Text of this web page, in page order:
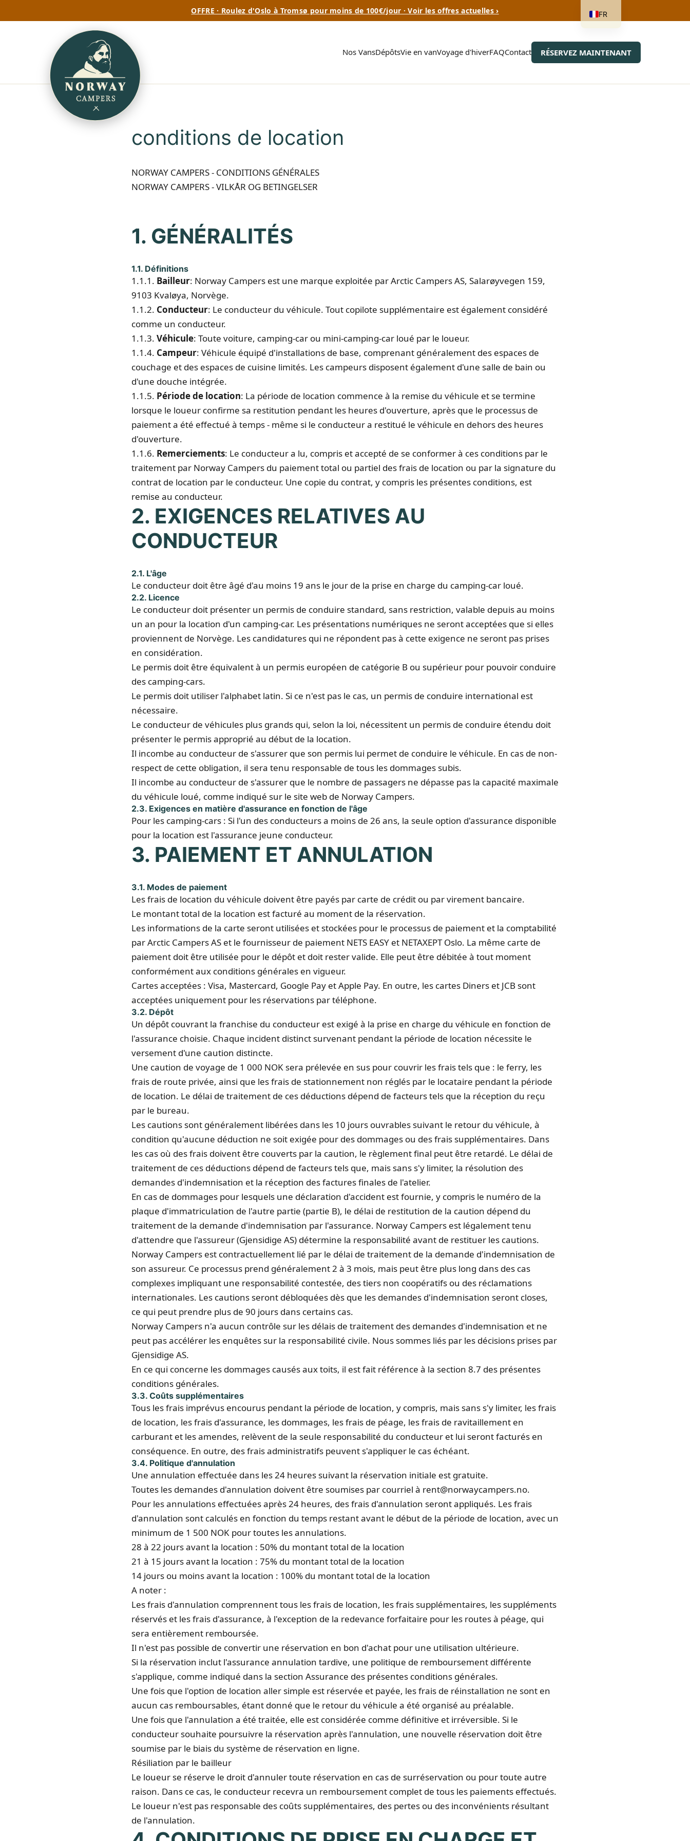
OFFRE · Roulez d'Oslo à Tromsø pour moins de 100€/jour · Voir les offres actuelles ›
Nos VansDépôtsVie en vanVoyage d'hiverFAQContact RÉSERVEZ MAINTENANT
conditions de location
NORWAY CAMPERS - CONDITIONS GÉNÉRALES
NORWAY CAMPERS - VILKÅR OG BETINGELSER
1. GÉNÉRALITÉS
1.1. Définitions
1.1.1. Bailleur: Norway Campers est une marque exploitée par Arctic Campers AS, Salarøyvegen 159,
9103 Kvaløya, Norvège.
1.1.2. Conducteur: Le conducteur du véhicule. Tout copilote supplémentaire est également considéré
comme un conducteur.
1.1.3. Véhicule: Toute voiture, camping-car ou mini-camping-car loué par le loueur.
1.1.4. Campeur: Véhicule équipé d'installations de base, comprenant généralement des espaces de
couchage et des espaces de cuisine limités. Les campeurs disposent également d'une salle de bain ou
d'une douche intégrée.
1.1.5. Période de location: La période de location commence à la remise du véhicule et se termine
lorsque le loueur confirme sa restitution pendant les heures d'ouverture, après que le processus de
paiement a été effectué à temps - même si le conducteur a restitué le véhicule en dehors des heures
d'ouverture.
1.1.6. Remerciements: Le conducteur a lu, compris et accepté de se conformer à ces conditions par le
traitement par Norway Campers du paiement total ou partiel des frais de location ou par la signature du
contrat de location par le conducteur. Une copie du contrat, y compris les présentes conditions, est
remise au conducteur.
2. EXIGENCES RELATIVES AU
CONDUCTEUR
2.1. L'âge
Le conducteur doit être âgé d'au moins 19 ans le jour de la prise en charge du camping-car loué.
2.2. Licence
Le conducteur doit présenter un permis de conduire standard, sans restriction, valable depuis au moins
un an pour la location d'un camping-car. Les présentations numériques ne seront acceptées que si elles
proviennent de Norvège. Les candidatures qui ne répondent pas à cette exigence ne seront pas prises
en considération.
Le permis doit être équivalent à un permis européen de catégorie B ou supérieur pour pouvoir conduire
des camping-cars.
Le permis doit utiliser l'alphabet latin. Si ce n'est pas le cas, un permis de conduire international est
nécessaire.
Le conducteur de véhicules plus grands qui, selon la loi, nécessitent un permis de conduire étendu doit
présenter le permis approprié au début de la location.
Il incombe au conducteur de s'assurer que son permis lui permet de conduire le véhicule. En cas de non-
respect de cette obligation, il sera tenu responsable de tous les dommages subis.
Il incombe au conducteur de s'assurer que le nombre de passagers ne dépasse pas la capacité maximale
du véhicule loué, comme indiqué sur le site web de Norway Campers.
2.3. Exigences en matière d'assurance en fonction de l'âge
Pour les camping-cars : Si l'un des conducteurs a moins de 26 ans, la seule option d'assurance disponible
pour la location est l'assurance jeune conducteur.
3. PAIEMENT ET ANNULATION
3.1. Modes de paiement
Les frais de location du véhicule doivent être payés par carte de crédit ou par virement bancaire.
Le montant total de la location est facturé au moment de la réservation.
Les informations de la carte seront utilisées et stockées pour le processus de paiement et la comptabilité
par Arctic Campers AS et le fournisseur de paiement NETS EASY et NETAXEPT Oslo. La même carte de
paiement doit être utilisée pour le dépôt et doit rester valide. Elle peut être débitée à tout moment
conformément aux conditions générales en vigueur.
Cartes acceptées : Visa, Mastercard, Google Pay et Apple Pay. En outre, les cartes Diners et JCB sont
acceptées uniquement pour les réservations par téléphone.
3.2. Dépôt
Un dépôt couvrant la franchise du conducteur est exigé à la prise en charge du véhicule en fonction de
l'assurance choisie. Chaque incident distinct survenant pendant la période de location nécessite le
versement d'une caution distincte.
Une caution de voyage de 1 000 NOK sera prélevée en sus pour couvrir les frais tels que : le ferry, les
frais de route privée, ainsi que les frais de stationnement non réglés par le locataire pendant la période
de location. Le délai de traitement de ces déductions dépend de facteurs tels que la réception du reçu
par le bureau.
Les cautions sont généralement libérées dans les 10 jours ouvrables suivant le retour du véhicule, à
condition qu'aucune déduction ne soit exigée pour des dommages ou des frais supplémentaires. Dans
les cas où des frais doivent être couverts par la caution, le règlement final peut être retardé. Le délai de
traitement de ces déductions dépend de facteurs tels que, mais sans s'y limiter, la résolution des
demandes d'indemnisation et la réception des factures finales de l'atelier.
En cas de dommages pour lesquels une déclaration d'accident est fournie, y compris le numéro de la
plaque d'immatriculation de l'autre partie (partie B), le délai de restitution de la caution dépend du
traitement de la demande d'indemnisation par l'assurance. Norway Campers est légalement tenu
d'attendre que l'assureur (Gjensidige AS) détermine la responsabilité avant de restituer les cautions.
Norway Campers est contractuellement lié par le délai de traitement de la demande d'indemnisation de
son assureur. Ce processus prend généralement 2 à 3 mois, mais peut être plus long dans des cas
complexes impliquant une responsabilité contestée, des tiers non coopératifs ou des réclamations
internationales. Les cautions seront débloquées dès que les demandes d'indemnisation seront closes,
ce qui peut prendre plus de 90 jours dans certains cas.
Norway Campers n'a aucun contrôle sur les délais de traitement des demandes d'indemnisation et ne
peut pas accélérer les enquêtes sur la responsabilité civile. Nous sommes liés par les décisions prises par
Gjensidige AS.
En ce qui concerne les dommages causés aux toits, il est fait référence à la section 8.7 des présentes
conditions générales.
3.3. Coûts supplémentaires
Tous les frais imprévus encourus pendant la période de location, y compris, mais sans s'y limiter, les frais
de location, les frais d'assurance, les dommages, les frais de péage, les frais de ravitaillement en
carburant et les amendes, relèvent de la seule responsabilité du conducteur et lui seront facturés en
conséquence. En outre, des frais administratifs peuvent s'appliquer le cas échéant.
3.4. Politique d'annulation
Une annulation effectuée dans les 24 heures suivant la réservation initiale est gratuite.
Toutes les demandes d'annulation doivent être soumises par courriel à rent@norwaycampers.no.
Pour les annulations effectuées après 24 heures, des frais d'annulation seront appliqués. Les frais
d'annulation sont calculés en fonction du temps restant avant le début de la période de location, avec un
minimum de 1 500 NOK pour toutes les annulations.
28 à 22 jours avant la location : 50% du montant total de la location
21 à 15 jours avant la location : 75% du montant total de la location
14 jours ou moins avant la location : 100% du montant total de la location
A noter :
Les frais d'annulation comprennent tous les frais de location, les frais supplémentaires, les suppléments
réservés et les frais d'assurance, à l'exception de la redevance forfaitaire pour les routes à péage, qui
sera entièrement remboursée.
Il n'est pas possible de convertir une réservation en bon d'achat pour une utilisation ultérieure.
Si la réservation inclut l'assurance annulation tardive, une politique de remboursement différente
s'applique, comme indiqué dans la section Assurance des présentes conditions générales.
Une fois que l'option de location aller simple est réservée et payée, les frais de réinstallation ne sont en
aucun cas remboursables, étant donné que le retour du véhicule a été organisé au préalable.
Une fois que l'annulation a été traitée, elle est considérée comme définitive et irréversible. Si le
conducteur souhaite poursuivre la réservation après l'annulation, une nouvelle réservation doit être
soumise par le biais du système de réservation en ligne.
Résiliation par le bailleur
Le loueur se réserve le droit d'annuler toute réservation en cas de surréservation ou pour toute autre
raison. Dans ce cas, le conducteur recevra un remboursement complet de tous les paiements effectués.
Le loueur n'est pas responsable des coûts supplémentaires, des pertes ou des inconvénients résultant
de l'annulation.
FR